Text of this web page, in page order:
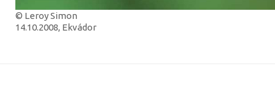
© Leroy Simon
14.10.2008, Ekvádor